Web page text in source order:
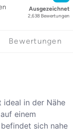
Ausgezeichnet
2,638 Bewertungen
Bewertungen
ideal in der Nähe
einem
sich nahe